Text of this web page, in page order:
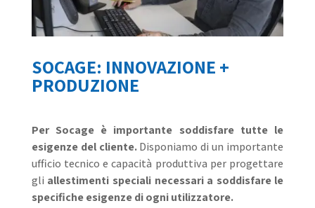
SOCAGE: INNOVAZIONE +
PRODUZIONE
Per Socage è importante soddisfare tutte le
esigenze del cliente.Disponiamo di un importante
ufficio tecnico e capacità produttiva per progettare
gli allestimenti speciali necessari a soddisfare le
specifiche esigenze di ogni utilizzatore.